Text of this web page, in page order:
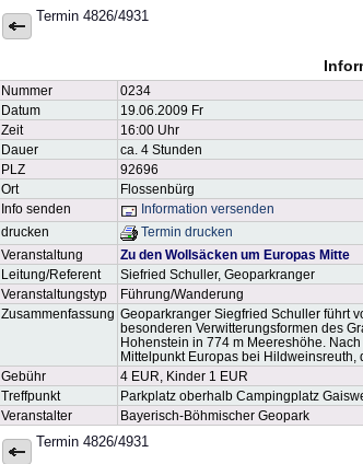
Termin 4826/4931
Nummer
0234
Datum
19.06.2009 Fr
Zeit
16:00 Uhr
Dauer
ca. 4 Stunden
PLZ
92696
Ort
Flossenbürg
Info senden
Information versenden
drucken
Termin drucken
Veranstaltung
Zu den Wollsäcken um Europas Mitte
Leitung/Referent
Siefried Schuller, Geoparkranger
Veranstaltungstyp
Führung/Wanderung
Zusammenfassung Geoparkranger Siegfried Schuller führt
besonderen Verwitterungsformen des
Hohenstein in 774 m Meereshöhe.
Mittelpunkt Europas bei Hildweinsreuth,
Gebühr
4 EUR, Kinder 1 EUR
Treffpunkt
Parkplatz oberhalb Campingplatz
Veranstalter
Bayerisch-Böhmischer Geopark
Termin 4826/4931